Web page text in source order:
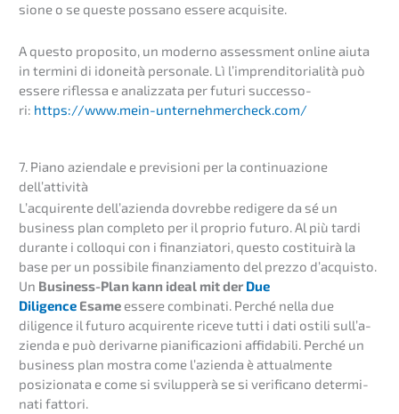
sio­ne o se queste possa­no essere acquisite.
A questo propo­si­to, un moder­no assess­ment online aiuta
in termi­ni di idonei­tà perso­na­le. Lì l’imp­ren­di­to­ri­a­li­tà può
essere rifles­sa e analiz­za­ta per futuri succes­so­
ri: https://www.mein-unternehmercheck.com/
7. Piano aziend­a­le e previ­sio­ni per la conti­nu­a­zio­ne
dell’attività
L’acqui­ren­te dell’a­zi­en­da dovreb­be redige­re da sé un
business plan comple­to per il proprio futuro. Al più tardi
duran­te i collo­qui con i finan­zia­to­ri, questo costi­tuirà la
base per un possi­bi­le finan­zia­men­to del prezzo d’acquis­to.
Un Business-Plan kann ideal mit der Due
Diligence Esame essere combi­na­ti. Perché nella due
diligence il futuro acqui­ren­te riceve tutti i dati ostili sull’a­
zi­en­da e può derivar­ne piani­fi­ca­zio­ni affida­bili. Perché un
business plan mostra come l’azi­en­da è attual­men­te
posizio­na­ta e come si svilup­perà se si verifi­ca­no deter­mi­
na­ti fattori.